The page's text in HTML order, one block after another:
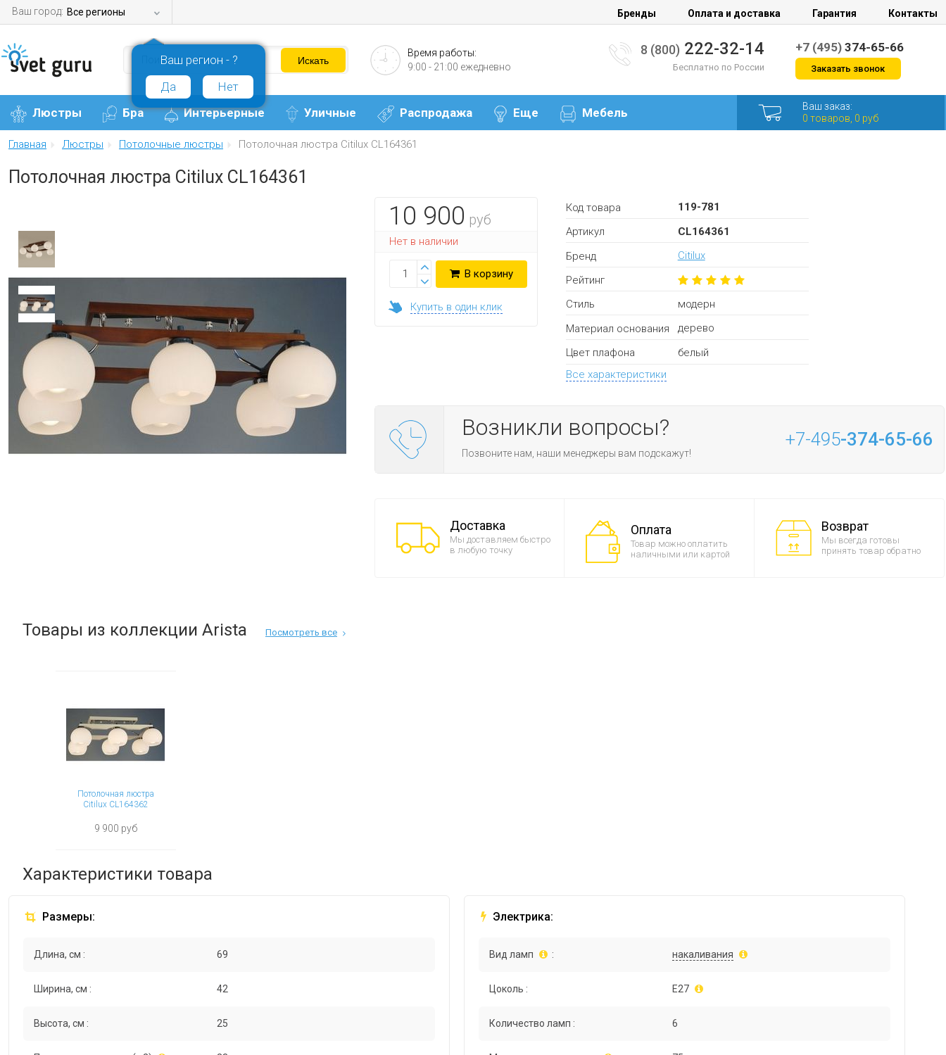
Ваш город: Все регионы
Ваш регион - ?
Да
Нет
Бренды Оплата и доставка Гарантия Контакты
Время работы:
9:00 - 21:00 ежедневно
8 (800) 222-32-14
Бесплатно по России
+7 (495)374-65-66
Заказать звонок
Люстры Бра Интерьерные Уличные Распродажа Еще Мебель
Ваш заказ:
0 товаров, 0 руб
Главная Люстры Потолочные люстры Потолочная люстра Citilux CL164361
Потолочная люстра Citilux CL164361
10 900 руб
Нет в наличии
В корзину
Купить в один клик
Код товара
119-781
Артикул
CL164361
Бренд
Citilux
Рейтинг
Стиль
модерн
Материал основания
дерево
Цвет плафона
белый
Все характеристики
Возникли вопросы?
Позвоните нам, наши менеджеры вам подскажут!
+7-495-374-65-66
Доставка
Мы доставляем быстро
в любую точку
Оплата
Товар можно оплатить
наличными или картой
Возврат
Мы всегда готовы
принять товар обратно
Товары из коллекции Arista Посмотреть все
Потолочная люстра
Citilux CL164362
9 900 руб
Характеристики товара
Размеры:
Длина, см : 69
Ширина, см : 42
Высота, см : 25
Электрика:
Вид ламп : накаливания
Цоколь : E27
Количество ламп : 6